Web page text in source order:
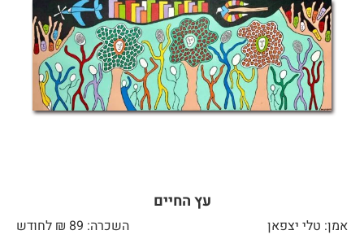
עץ החיים
אמן: טלי יצפאן
השכרה: 89 ₪ לחודש